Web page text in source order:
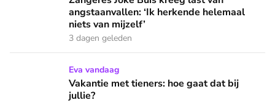
angstaanvallen: ‘Ik herkende helemaal
niets van mijzelf’
3 dagen geleden
Vakantie met tieners: hoe gaat dat bij jullie?
Eva vandaag
Vakantie met tieners: hoe gaat dat bij
jullie?